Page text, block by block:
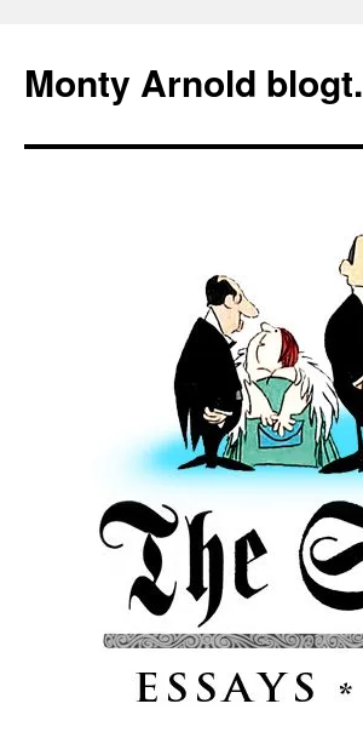
springen
Monty Arnold blogt.